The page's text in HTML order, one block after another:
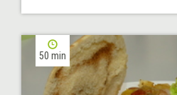
50 min